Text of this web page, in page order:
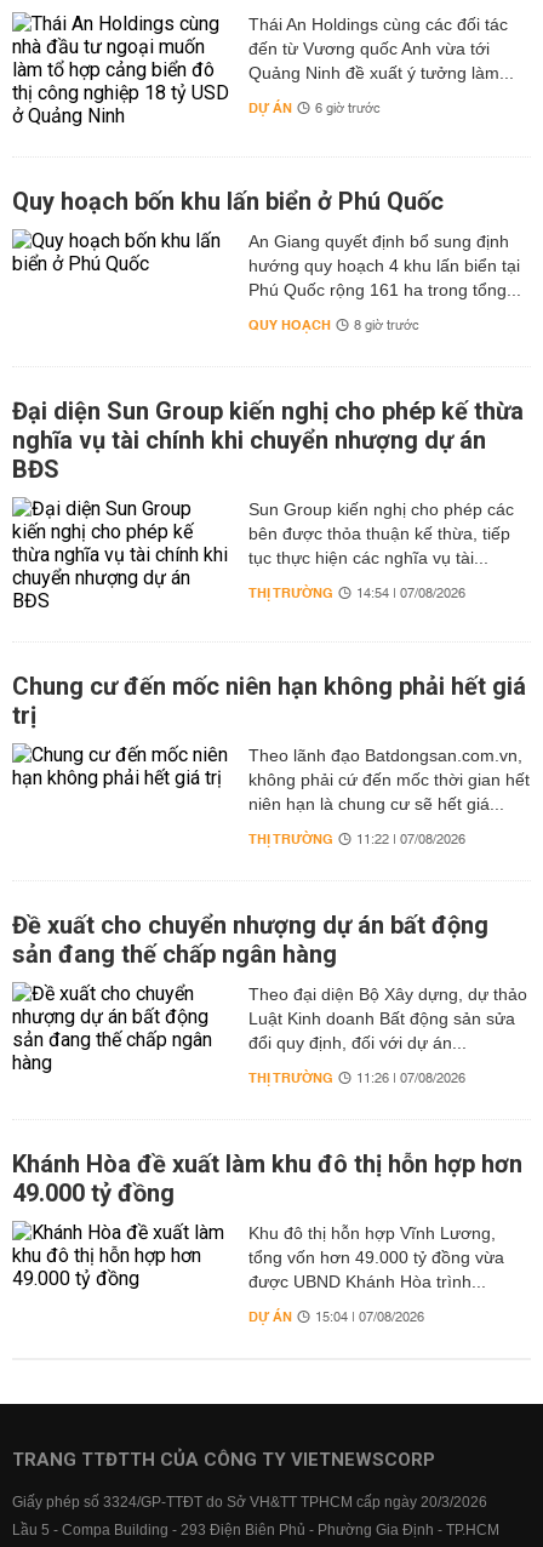
Thái An Holdings cùng các đối tác
đến từ Vương quốc Anh vừa tới
Quảng Ninh đề xuất ý tưởng làm...
DỰ ÁN 6 giờ trước
Quy hoạch bốn khu lấn biển ở Phú Quốc
An Giang quyết định bổ sung định
hướng quy hoạch 4 khu lấn biển tại
Phú Quốc rộng 161 ha trong tổng...
QUY HOẠCH 8 giờ trước
Đại diện Sun Group kiến nghị cho phép kế thừa
nghĩa vụ tài chính khi chuyển nhượng dự án
BĐS
Sun Group kiến nghị cho phép các
bên được thỏa thuận kế thừa, tiếp
tục thực hiện các nghĩa vụ tài...
THỊ TRƯỜNG 14:54 | 07/08/2026
Chung cư đến mốc niên hạn không phải hết giá
trị
Theo lãnh đạo Batdongsan.com.vn,
không phải cứ đến mốc thời gian hết
niên hạn là chung cư sẽ hết giá...
THỊ TRƯỜNG 11:22 | 07/08/2026
Đề xuất cho chuyển nhượng dự án bất động
sản đang thế chấp ngân hàng
Theo đại diện Bộ Xây dựng, dự thảo
Luật Kinh doanh Bất động sản sửa
đổi quy định, đối với dự án...
THỊ TRƯỜNG 11:26 | 07/08/2026
Khánh Hòa đề xuất làm khu đô thị hỗn hợp hơn
49.000 tỷ đồng
Khu đô thị hỗn hợp Vĩnh Lương,
tổng vốn hơn 49.000 tỷ đồng vừa
được UBND Khánh Hòa trình...
DỰ ÁN 15:04 | 07/08/2026
TRANG TTĐTTH CỦA CÔNG TY VIETNEWSCORP
Giấy phép số 3324/GP-TTĐT do Sở VH&TT TPHCM cấp ngày 20/3/2026
Lầu 5 - Compa Building - 293 Điện Biên Phủ - Phường Gia Định - TP.HCM